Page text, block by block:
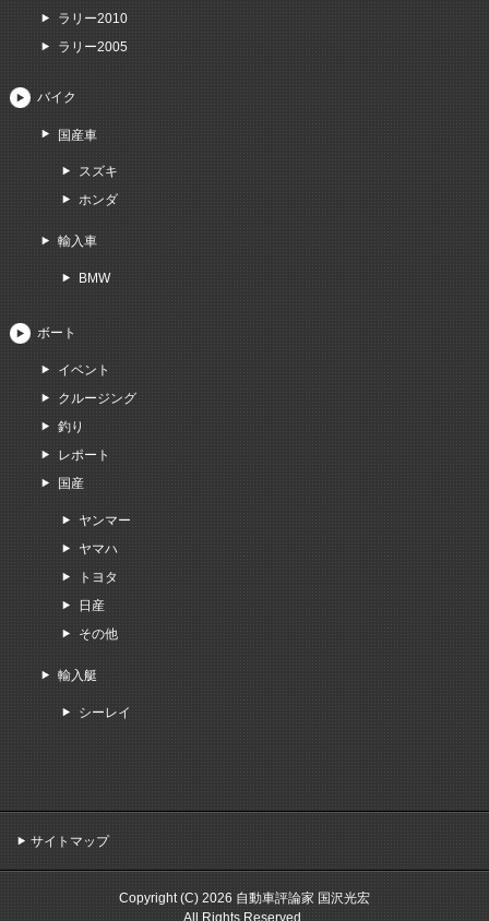
ラリー2010
ラリー2005
バイク
国産車
スズキ
ホンダ
輸入車
BMW
ボート
イベント
クルージング
釣り
レポート
国産
ヤンマー
ヤマハ
トヨタ
日産
その他
輸入艇
シーレイ
サイトマップ
Copyright (C) 2026 自動車評論家 国沢光宏
All Rights Reserved.